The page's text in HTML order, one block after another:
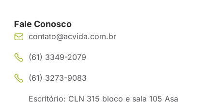
Fale Conosco
contato@acvida.com.br
(61) 3349-2079
(61) 3273-9083
Escritório: CLN 315 bloco e sala 105 Asa